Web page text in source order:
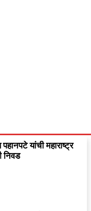
पहानपटे यांची महाराष्ट्र
निवड